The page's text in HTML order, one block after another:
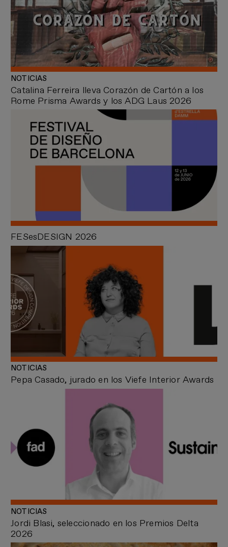
Catalina Ferreira lleva Corazón de Cartón a los
Rome Prisma Awards y los ADG Laus 2026
NOTICIAS
FESesDESIGN 2026
Pepa Casado, jurado en los Viefe Interior Awards
NOTICIAS
Jordi Blasi, seleccionado en los Premios Delta
2026
NOTICIAS